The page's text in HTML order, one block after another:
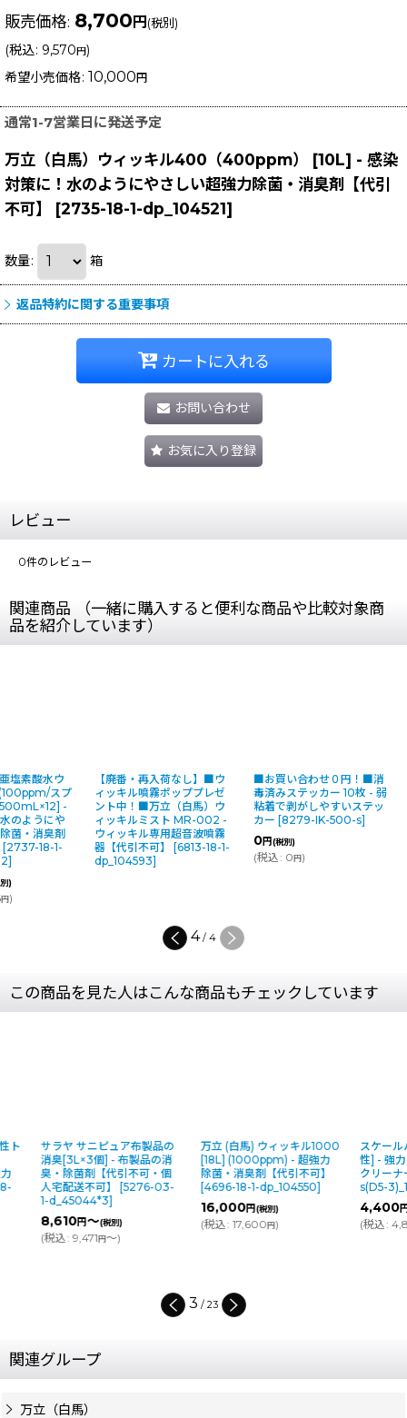
販売価格: 8,700円(税別)
(税込: 9,570円)
希望小売価格: 10,000 円
通常1-7営業日に発送予定
万立（白馬）ウィッキル400（400ppm） [10L] - 感染
対策に！水のようにやさしい超強力除菌・消臭剤【代引
不可】
[2735-18-1-dp_104521]
数量: 箱
返品特約に関する重要事項
カートに入れる
お問い合わせ
お気に入り登録
レビュー
0件のレビュー
関連商品 （一緒に購入すると便利な商品や比較対象商
品を紹介しています）
塩素酸水ウ
スプ
-
のようにや
菌・消臭剤
[2737-18-1-
]
)
円)
【廃番・再入荷なし】■ウ
ィッキル噴霧ポッププレゼ
ント中！■万立（白馬）ウ
ィッキルミスト MR-002 -
ウィッキル専用超音波噴霧
器【代引不可】
[6813-18-1-
dp_104593]
■お買い合わせ０円！■消
毒済みステッカー 10枚 - 弱
粘着で剥がしやすいステッ
カー [8279-IK-500-s]
0円(税別)
(税込: 0円)
4/ 4
この商品を見た人はこんな商品もチェックしています
サラヤ サニピュア布製品の
消臭[3L×3個] - 布製品の消
臭・除菌剤【代引不可・個
人宅配送不可】 [5276-03-
1-d_45044*3]
8,610円～(税別)
: 9,471 円～)
万立 (白馬) ウィッキル1000
[18L] (1000ppm) - 超強力
除菌・消臭剤【代引不可】
4696-18-1-dp_104550]
16,000円(税別)
: 17,600円)
スケールパワ
性] - 強力除
クリーナー [
s(D5-3)_1231
4,400円(税別)
: 4,840円
3 / 23
関連グループ
万立（白馬）